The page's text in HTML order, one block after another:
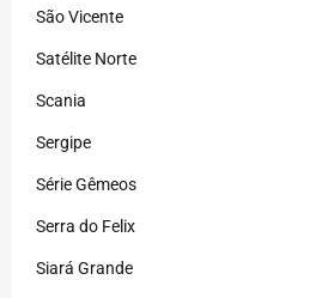
São Vicente
Satélite Norte
Scania
Sergipe
Série Gêmeos
Serra do Felix
Siará Grande